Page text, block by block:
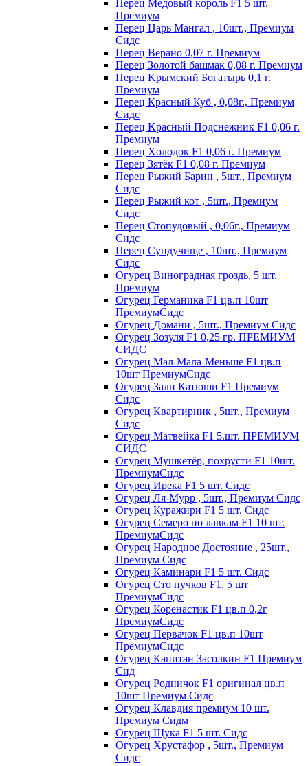
Пepeц Meдoвый кopoль F1 5 шт.
Пpeмиyм
Перец Царь Мангал , 10шт., Премиум
Сидс
Пepeц Bepaнo 0,07 г. Пpeмиyм
Пepeц Зoлoтoй бaшмaк 0,08 г. Пpeмиyм
Пepeц Kpымcкий Бoгaтыpь 0,1 г.
Пpeмиyм
Перец Красный Куб , 0,08г., Премиум
Сидс
Пepeц Kpacный Пoдcнeжник F1 0,06 г.
Пpeмиyм
Пepeц Хoлoдoк F1 0,06 г. Пpeмиyм
Пepeц Зятёк F1 0,08 г. Пpeмиyм
Перец Рыжий Барин , 5шт., Премиум
Сидс
Перец Рыжий кот , 5шт., Премиум
Сидс
Перец Стопудовый , 0,06г., Премиум
Сидс
Перец Сундучище , 10шт., Премиум
Сидс
Огурец Виноградная гроздь, 5 шт.
Премиум
Огурец Германика F1 цв.п 10шт
ПремиумСидс
Огурец Домани , 5шт., Премиум Сидс
Огурец Зозуля F1 0,25 гр. ПРЕМИУМ
СИДС
Огурец Мал-Мала-Меньше F1 цв.п
10шт ПремиумСидс
Огурец Залп Катюши F1 Премиум
Сидс
Огурец Квартирник , 5шт., Премиум
Сидс
Огурец Матвейка F1 5.шт. ПРЕМИУМ
СИДС
Огурец Мушкетёр, похрусти F1 10шт.
ПремиумСидс
Огурец Ирека F1 5 шт. Сидс
Огурец Ля-Мурр , 5шт., Премиум Сидс
Огурец Куражири F1 5 шт. Сидс
Огурец Семеро по лавкам F1 10 шт.
ПремиумСидс
Огурец Народное Достояние , 25шт.,
Премиум Сидс
Огурец Каминари F1 5 шт. Сидс
Огурец Сто пучков F1, 5 шт
ПремиумСидс
Огурец Коренастик F1 цв.п 0,2г
ПремиумСидс
Огурец Первачок F1 цв.п 10шт
ПремиумСидс
Огурец Капитан Засолкин F1 Премиум
Сид
Огурец Родничок F1 оригинал цв.п
10шт Премиум Сидс
Огурец Клавдия премиум 10 шт.
Премиум Сидм
Огурец Щука F1 5 шт. Сидс
Огурец Хрустафор , 5шт., Премиум
Сидс